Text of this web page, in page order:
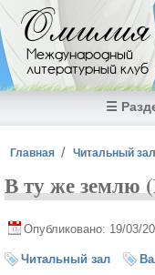
Перейти к основному
Омилия
Международный
литературный клуб
☰
Вы здесь
Главная Читальный зал
В ту же землю
Опубликовано: 19/03/
Читальный зал